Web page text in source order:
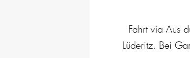
Fahrt via Aus
Lüderitz. Bei